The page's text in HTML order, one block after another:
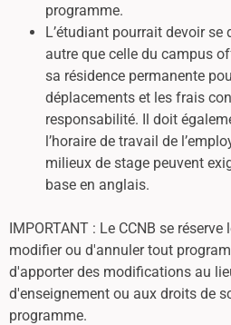
programme.
L’étudiant pourrait devoir se
autre que celle du campus
sa résidence permanente
déplacements et les frais
responsabilité. Il doit
l’horaire de travail de
milieux de stage peuvent
base en anglais.
IMPORTANT : Le CCNB se
modifier ou d'annuler tout
d'apporter des modifications au
d'enseignement ou aux droits de
programme.